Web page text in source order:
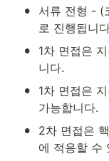
• 서류 전형 - (
로 진행됩니
•
1차 면접은
니다.
•
1차 면접은
가능합니다.
• 2차 면접은
에 적응할 수